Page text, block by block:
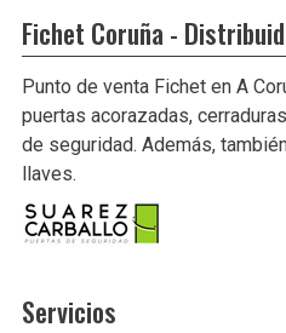
Fichet Coruña -
Punto de venta Fichet en A
puertas acorazadas,
de seguridad. Además,
llaves.
Servicios